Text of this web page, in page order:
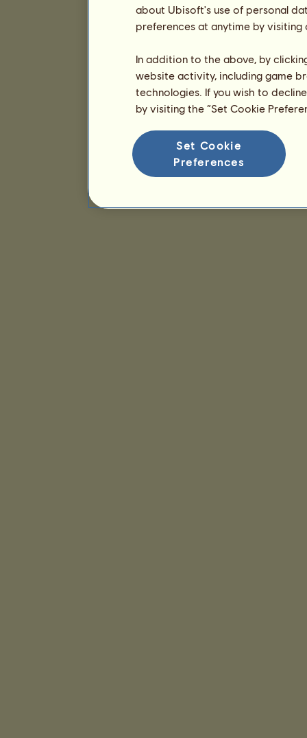
about Ubisoft's use of personal
preferences at anytime by
In addition to the above, by
website activity, including game
technologies. If you wish to
by visiting the “Set Cookie
Set Cookie
Preferences